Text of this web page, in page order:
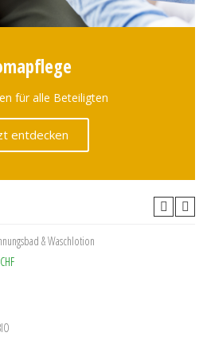
für alle Beteiligten
entdecken
& Waschlotion